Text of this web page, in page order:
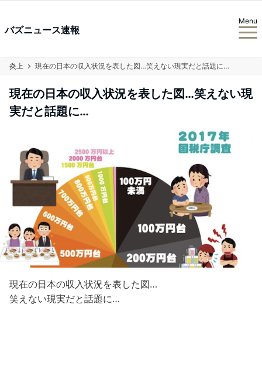
バズニュース速報
Menu
炎上 現在の日本の収入状況を表した図…笑えない現実だと話題に…
現在の日本の収入状況を表した図…笑えない現
実だと話題に…
現在の日本の収入状況を表した図…
笑えない現実だと話題に…